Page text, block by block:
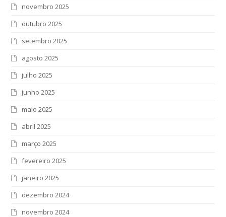
novembro 2025
outubro 2025
setembro 2025
agosto 2025
julho 2025
junho 2025
maio 2025
abril 2025
março 2025
fevereiro 2025
janeiro 2025
dezembro 2024
novembro 2024